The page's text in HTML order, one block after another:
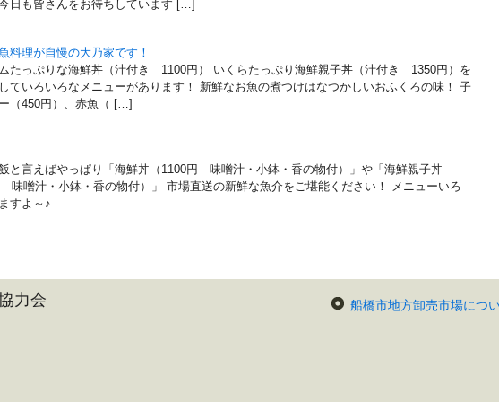
日も皆さんをお待ちしています […]
料理が自慢の大乃家です！
たっぷりな海鮮丼（汁付き 1100円） いくらたっぷり海鮮親子丼（汁付き 1350円）を
ていろいろなメニューがあります！ 新鮮なお魚の煮つけはなつかしいおふくろの味！ 子
（450円）、赤魚（ […]
と言えばやっぱり「海鮮丼（1100円 味噌汁・小鉢・香の物付）」や「海鮮親子丼
味噌汁・小鉢・香の物付）」 市場直送の新鮮な魚介をご堪能ください！ メニューいろ
すよ～♪
力会 船橋市地方卸売市場につ